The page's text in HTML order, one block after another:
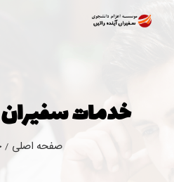
خدمات سفیران
صفحه اصلی /